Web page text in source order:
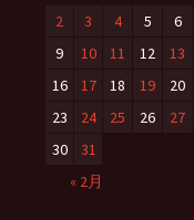
2
3 4 5 6
9
10 11 12 13
16
17 18 19 20
23
24 25 26 27
30
31
« 2月